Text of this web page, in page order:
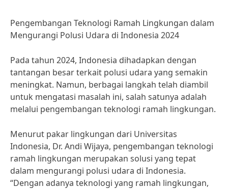
Pengembangan Teknologi Ramah Lingkungan dalam
Mengurangi Polusi Udara di Indonesia 2024
Pada tahun 2024, Indonesia dihadapkan dengan
tantangan besar terkait polusi udara yang semakin
meningkat. Namun, berbagai langkah telah diambil
untuk mengatasi masalah ini, salah satunya adalah
melalui pengembangan teknologi ramah lingkungan.
Menurut pakar lingkungan dari Universitas
Indonesia, Dr. Andi Wijaya, pengembangan teknologi
ramah lingkungan merupakan solusi yang tepat
dalam mengurangi polusi udara di Indonesia.
“Dengan adanya teknologi yang ramah lingkungan,